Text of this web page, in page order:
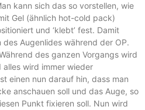
kann sich das so vorstellen, wie
Gel (ähnlich hot-cold pack)
und ‘klebt’ fest. Damit
Augenlides während der OP.
des ganzen Vorgangs wird
wird immer wieder
einen nun darauf hin, dass man
anschauen soll und das Auge, so
Punkt fixieren soll. Nun wird